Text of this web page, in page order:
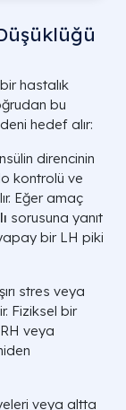
hastalık
bu
hedef alır:
direncinin
kontrolü ve
Eğer amaç
sorusuna yanıt
bir LH piki
stres veya
Fiziksel bir
veya
veya altta